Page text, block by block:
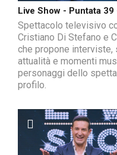
Live Show - Puntata
Spettacolo televisivo
Cristiano Di Stefano e
che propone interviste,
attualità e momenti
personaggi dello
profilo.